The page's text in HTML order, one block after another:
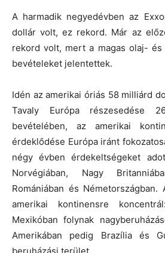
A harmadik negyedévben az
dollár volt, ez rekord. Már az
rekord volt, mert a magas olaj- és
bevételeket jelentettek.
Idén az amerikai óriás 58 milliárd
Tavaly Európa részesedése
bevételében, az amerikai
érdeklődése Európa iránt
négy évben érdekeltségeket
Norvégiában, Nagy
Romániában és
amerikai kontinensre
Mexikóban folynak
Amerikában pedig Brazília és